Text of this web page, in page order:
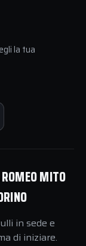
la tua
MITO
in sede e
di iniziare.